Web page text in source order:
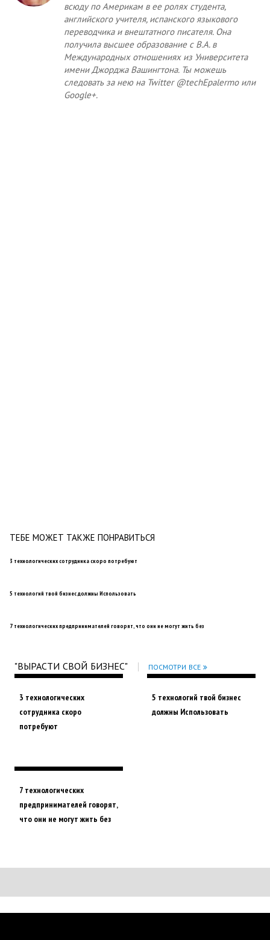
всюду по Америкам в ее ролях студента,
английского учителя, испанского языкового
переводчика и внештатного писателя. Она
получила высшее образование с B.A. в
Международных отношениях из Университета
имени Джорджа Вашингтона. Ты можешь
следовать за нею на Twitter @techEpalermoили
Google+.
ТЕБЕ МОЖЕТ ТАКЖЕ ПОНРАВИТЬСЯ
3 технологических сотрудника скоро потребуют
5 технологий твой бизнес должны Использовать
7 технологических предпринимателей говорят, что они не могут жить без
"ВЫРАСТИ СВОЙ БИЗНЕС" ПОСМОТРИ ВСЕ
3 технологических
сотрудника скоро
потребуют
5 технологий твой бизнес
должны Использовать
7 технологических
предпринимателей говорят,
что они не могут жить без